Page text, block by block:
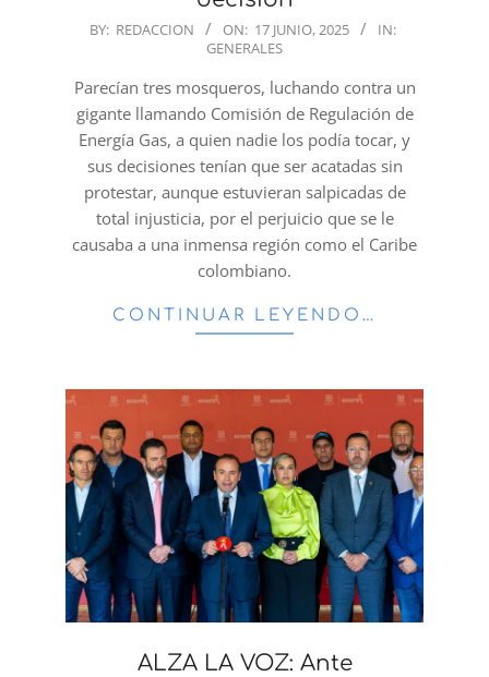
2025-
17
BY: REDACCION ON: 17 JUNIO, 2025
IN:
GENERALES
Parecían tres mosqueros, luchando contra un
gigante llamando Comisión de Regulación de
Energía Gas, a quien nadie los podía tocar, y
sus decisiones tenían que ser acatadas sin
protestar, aunque estuvieran salpicadas de
total injusticia, por el perjuicio que se le
causaba a una inmensa región como el Caribe
colombiano.
CONTINUAR LEYENDO…
ALZA LA VOZ: Ante